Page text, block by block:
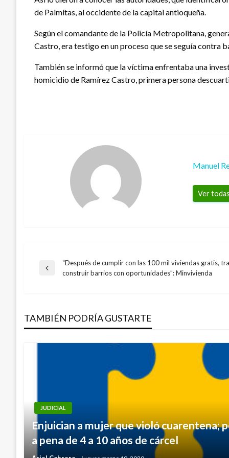
de Palmitas, al occidente de la capital antioqueña.
Según el comandante de la Policía Metropolitana,
Castro, era testigo en un proceso que se seguía
También se informó que la víctima enfrentaba una
homicidio de Ramírez Castro, primera persona
Manuel
Ver
Navegación
entradas
Entrada
“Después de cumplir con las 100 mil viviendas gratis,
construir barrios con oportunidades”: Minvivienda
TAMBIÉN PODRÍA GUSTARTE
JUDICIAL
Enjuician a mujer que violó cuarentena;
a pena de 4 a 10 años de cárcel